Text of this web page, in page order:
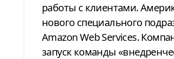
работы с клиентами.
нового специального
Amazon Web Services.
запуск команды